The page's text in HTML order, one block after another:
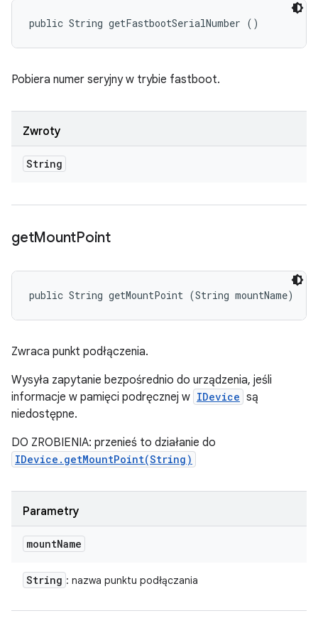
public String getFastbootSerialNumber ()
Pobiera numer seryjny w trybie fastboot.
Zwroty
String
getMountPoint
public String getMountPoint (String mountName)
Zwraca punkt podłączenia.
Wysyła zapytanie bezpośrednio do urządzenia, jeśli
informacje w pamięci podręcznej w IDevice są
niedostępne.
DO ZROBIENIA: przenieś to działanie do
IDevice.getMountPoint(String)
Parametry
mountName
String : nazwa punktu podłączania